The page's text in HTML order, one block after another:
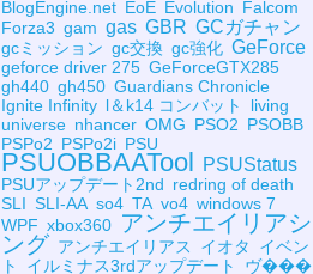
BlogEngine.net EoE Evolution Falcom
Forza3 gam gas GBR GCガチャン
gcミッション gc交換 gc強化 GeForce
geforce driver 275 GeForceGTX285
gh440 gh450 Guardians Chronicle
Ignite Infinity l＆k14 コンバット
living
universe nhancer OMG PSO2 PSOBB
PSPo2 PSPo2i PSU
PSUOBBAATool PSUStatus
PSUアップデート2nd redring of death
SLI SLI-AA so4 TA vo4 windows 7
WPF xbox360 アンチエイリアシ
ング アンチエイリアス イオタ
イベン
ト
イルミナス3rdアップデート
ヴ���